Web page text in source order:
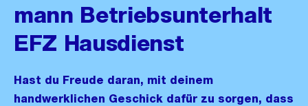
mann Betriebsunterhalt
EFZ Hausdienst
Hast du Freude daran, mit deinem
handwerklichen Geschick dafür zu sorgen, dass